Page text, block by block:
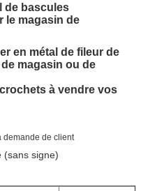
de bascules
le magasin de
en métal de fileur de
magasin ou de
à vendre vos
demande de client
(sans signe)